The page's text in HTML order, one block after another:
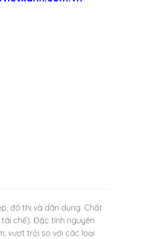
đô thị và dân dụng. Chất
chế). Đặc tính nguyên
vượt trội so với các loại